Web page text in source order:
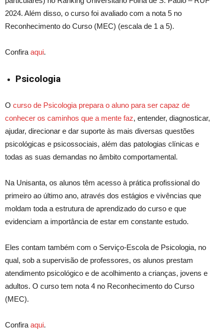
2024. Além disso, o curso foi avaliado com a nota 5 no
Reconhecimento do Curso (MEC) (escala de 1 a 5).
Confira aqui.
Psicologia
O curso de Psicologia prepara o aluno para ser capaz de
conhecer os caminhos que a mente faz, entender, diagnosticar,
ajudar, direcionar e dar suporte às mais diversas questões
psicológicas e psicossociais, além das patologias clínicas e
todas as suas demandas no âmbito comportamental.
Na Unisanta, os alunos têm acesso à prática profissional do
primeiro ao último ano, através dos estágios e vivências que
moldam toda a estrutura de aprendizado do curso e que
evidenciam a importância de estar em constante estudo.
Eles contam também com o Serviço-Escola de Psicologia, no
qual, sob a supervisão de professores, os alunos prestam
atendimento psicológico e de acolhimento a crianças, jovens e
adultos. O curso tem nota 4 no Reconhecimento do Curso
(MEC).
Confira aqui.